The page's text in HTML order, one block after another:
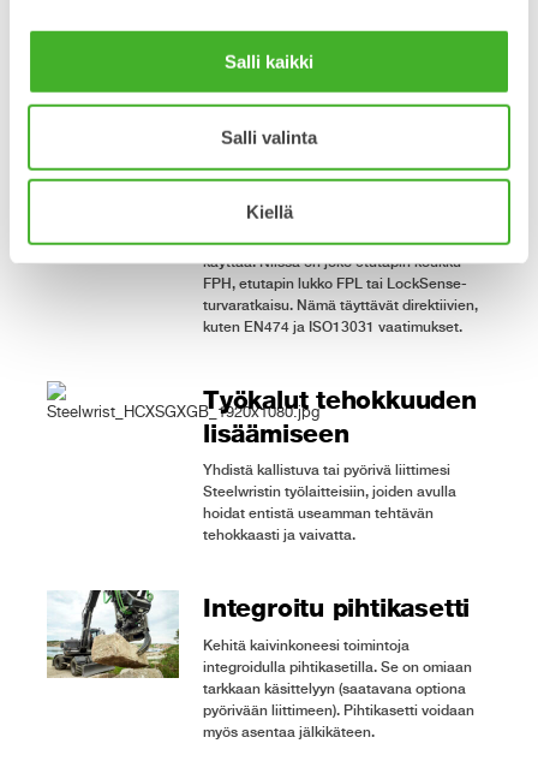
Salli kaikki
Salli valinta
Kiellä
Steelwristin kallistuvat liittimet ovan
vankkarakenteisia, kuitenkin matalia ja
keveitä. Teräsvalukomponentit antavat
optimaalisen paino-lujuussuhteen.
Keskitymme
turvallisuuteen
Kiinnikkeemme on suunniteltu turvallisiksi
käyttää. Niissä on joko etutapin koukku
FPH, etutapin lukko FPL tai LockSense-
turvaratkaisu. Nämä täyttävät direktiivien,
kuten EN474 ja ISO13031 vaatimukset.
Työkalut tehokkuuden
lisäämiseen
Yhdistä kallistuva tai pyörivä liittimesi
Steelwristin työlaitteisiin, joiden avulla
hoidat entistä useamman tehtävän
tehokkaasti ja vaivatta.
Integroitu pihtikasetti
Kehitä kaivinkoneesi toimintoja
integroidulla pihtikasetilla. Se on omiaan
tarkkaan käsittelyyn (saatavana optiona
pyörivään liittimeen). Pihtikasetti voidaan
myös asentaa jälkikäteen.